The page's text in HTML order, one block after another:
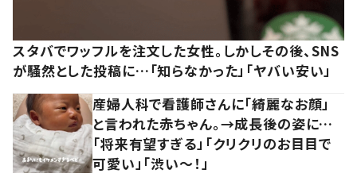
スタバでワッフルを注文した女性。しかしその後、SNS
が騒然とした投稿に…「知らなかった」「ヤバい安い」
産婦人科で看護師さんに「綺麗なお顔」
と言われた赤ちゃん。→成長後の姿に…
「将来有望すぎる」「クリクリのお目目で
可愛い」「渋い～！」